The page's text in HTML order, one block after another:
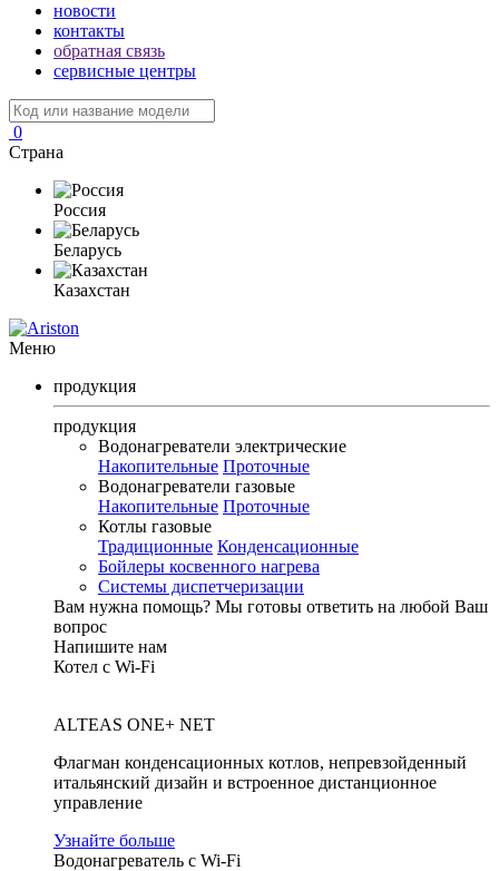
новости
контакты
обратная связь
сервисные центры
0
Страна
Россия
Беларусь
Казахстан
Меню
продукция
продукция
Водонагреватели электрические
Накопительные Проточные
Водонагреватели газовые
Накопительные Проточные
Котлы газовые
Традиционные Конденсационные
Бойлеры косвенного нагрева
Системы диспетчеризации
Вам нужна помощь? Мы готовы ответить на любой Ваш
вопрос
Напишите нам
Котел с Wi-Fi
ALTEAS ONE+ NET
Флагман конденсационных котлов, непревзойденный
итальянский дизайн и встроенное дистанционное
управление
Узнайте больше
Водонагреватель с Wi-Fi